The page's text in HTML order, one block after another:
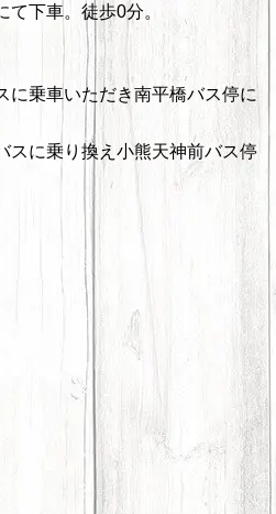
下車。徒歩0分。
に乗車いただき南平橋バス停に
スに乗り換え小熊天神前バス停